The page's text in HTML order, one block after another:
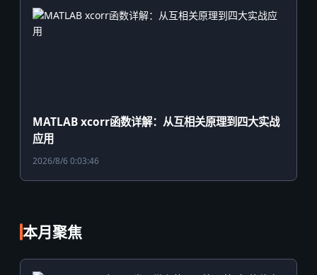
MATLAB xcorr函数详解：从互相关原理到四大实战
应用
2026/8/6 0:03:46
本月聚焦